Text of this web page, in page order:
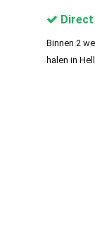
Binnen 2
halen in